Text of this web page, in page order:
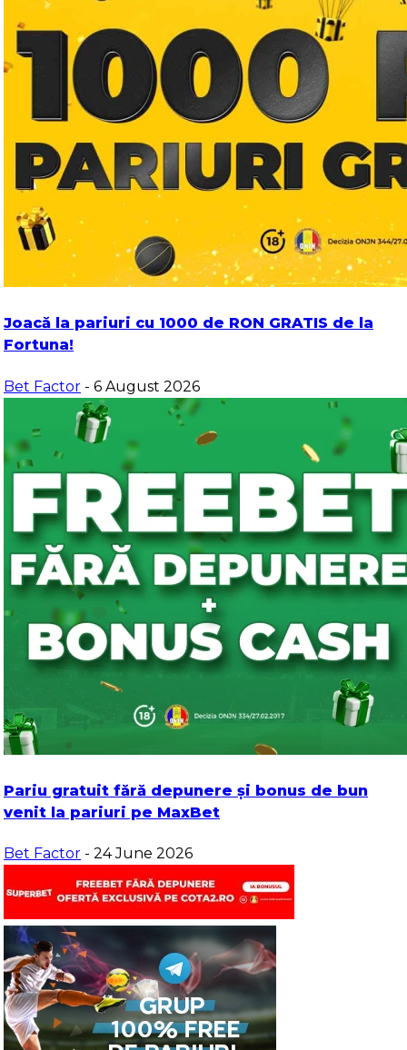
Joacă la pariuri cu 1000 de RON GRATIS de la
Fortuna!
Bet Factor - 6 August 2026
Pariu gratuit fără depunere și bonus de bun
venit la pariuri pe MaxBet
Bet Factor - 24 June 2026